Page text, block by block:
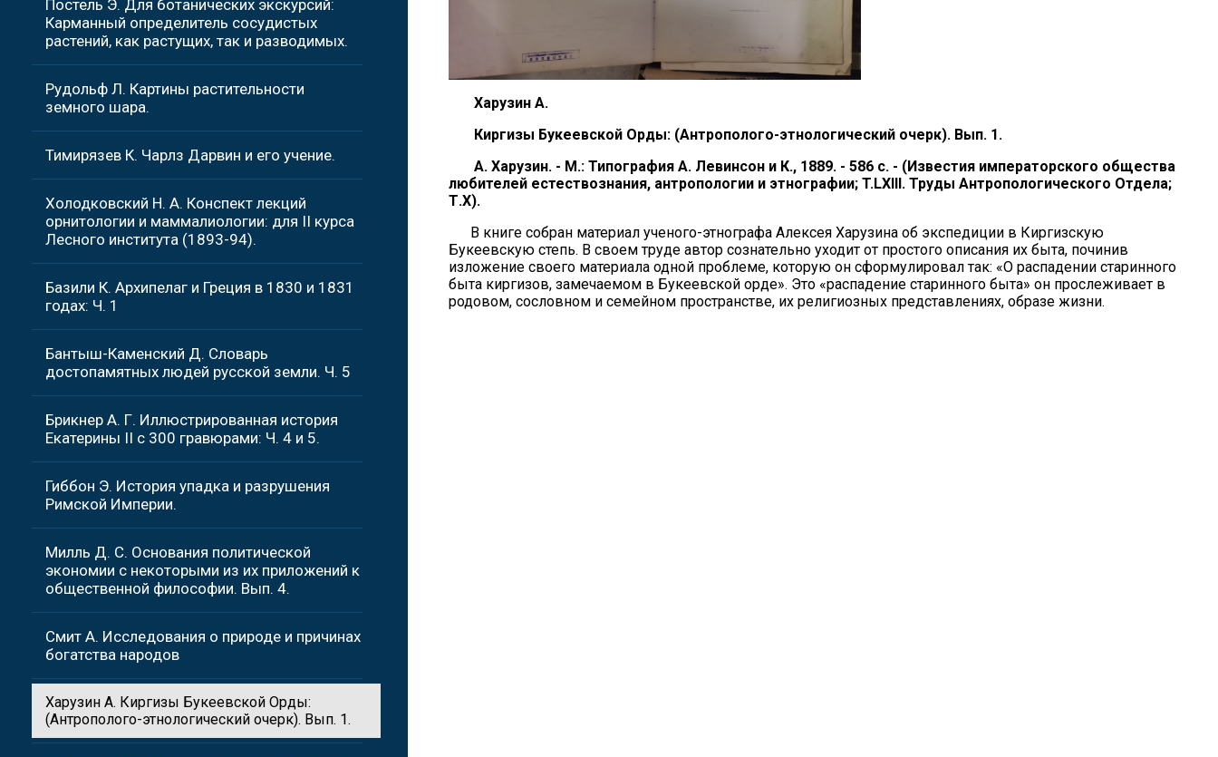
Постель Э. Для ботанических экскурсий:
Карманный определитель сосудистых
растений, как растущих, так и разводимых.
Рудольф Л. Картины растительности
земного шара.
Тимирязев К. Чарлз Дарвин и его учение.
Холодковский Н. А. Конспект лекций
орнитологии и маммалиологии: для II курса
Лесного института (1893-94).
Базили К. Архипелаг и Греция в 1830 и 1831
годах: Ч. 1
Бантыш-Каменский Д. Словарь
достопамятных людей русской земли. Ч. 5
Брикнер А. Г. Иллюстрированная история
Екатерины II с 300 гравюрами: Ч. 4 и 5.
Гиббон Э. История упадка и разрушения
Римской Империи.
Милль Д. С. Основания политической
экономии с некоторыми из их приложений к
общественной философии. Вып. 4.
Смит А. Исследования о природе и причинах
богатства народов
Харузин А. Киргизы Букеевской Орды:
(Антрополого-этнологический очерк). Вып. 1.
Харузин А.
Киргизы Букеевской Орды: (Антрополого-этнологический очерк). Вып. 1.
А. Харузин. - М.: Типография А. Левинсон и К., 1889. - 586 с. - (Известия императорского общества
любителей естествознания, антропологии и этнографии; T.LXIII. Труды Антропологического Отдела;
Т.Х).
В книге собран материал ученого-этнографа Алексея Харузина об экспедиции в Киргизскую
Букеевскую степь. В своем труде автор сознательно уходит от простого описания их быта, починив
изложение своего материала одной проблеме, которую он сформулировал так: «О распадении старинного
быта киргизов, замечаемом в Букеевской орде». Это «распадение старинного быта» он прослеживает в
родовом, сословном и семейном пространстве, их религиозных представлениях, образе жизни.